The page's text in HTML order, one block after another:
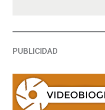
PUBLICIDAD